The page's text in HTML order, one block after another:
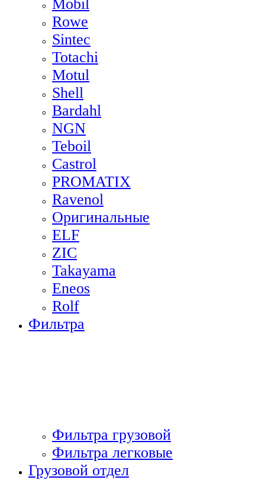
Mobil
Rowe
Sintec
Totachi
Motul
Shell
Bardahl
NGN
Teboil
Castrol
PROMATIX
Ravenol
Оригинальные
ELF
ZIC
Takayama
Eneos
Rolf
Фильтра
Фильтра грузовой
Фильтра легковые
Грузовой отдел